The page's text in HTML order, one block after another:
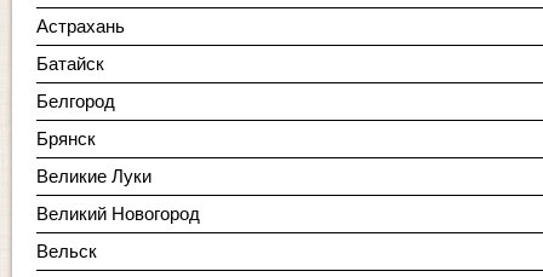
Астрахань
Батайск
Белгород
Брянск
Великие Луки
Великий Новогород
Вельск